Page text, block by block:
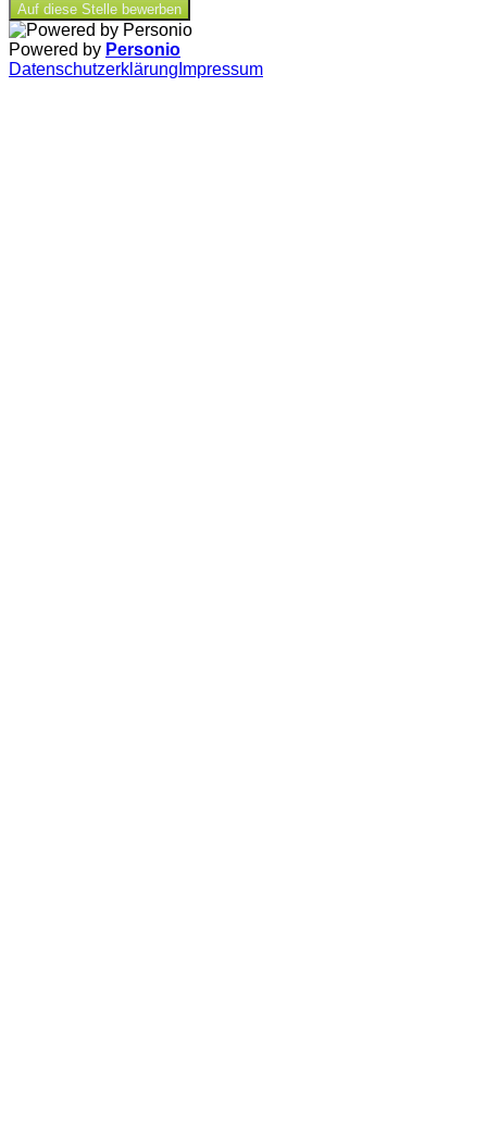
Auf diese Stelle bewerben
Powered by Personio
Datenschutzerklärung Impressum